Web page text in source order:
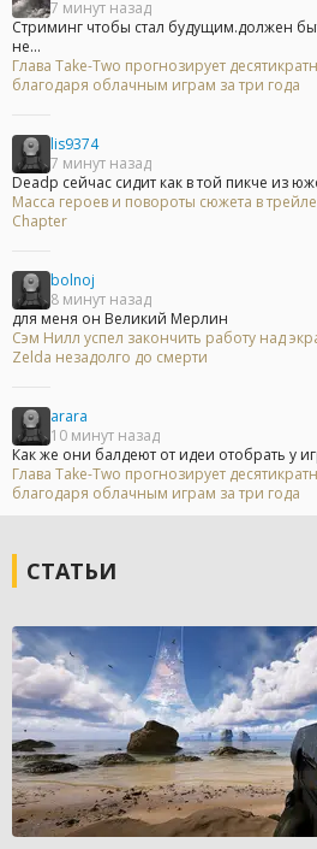
7 минут назад
Стриминг чтобы стал будущим.должен
не...
Глава Take-Two прогнозирует
благодаря облачным играм за три года
lis9374
7 минут назад
Deadp сейчас сидит как в той пикче из
Масса героев и повороты сюжета в
Chapter
bolnoj
8 минут назад
для меня он Великий Мерлин
Сэм Нилл успел закончить работу над
Zelda незадолго до смерти
arara
10 минут назад
Как же они балдеют от идеи отобрать у
Глава Take-Two прогнозирует
благодаря облачным играм за три года
СТАТЬИ